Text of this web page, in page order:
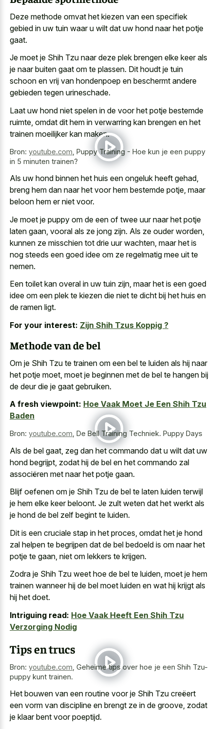
Deze methode omvat het kiezen van een specifiek
gebied in uw tuin waar u wilt dat uw hond naar het potje
gaat.
Je moet je Shih Tzu naar deze plek brengen elke keer als
je naar buiten gaat om te plassen. Dit houdt je tuin
schoon en vrij van hondenpoep en beschermt andere
gebieden tegen urineschade.
Laat uw hond niet spelen in de voor het potje bestemde
ruimte, omdat dit hem in verwarring kan brengen en het
trainen moeilijker kan maken.
Bron: youtube.com Puppy Training - Hoe kun je een puppy
in 5 minuten trainen?
Als uw hond binnen het huis een ongeluk heeft gehad,
breng hem dan naar het voor hem bestemde potje, maar
beloon hem er niet voor.
Je moet je puppy om de een of twee uur naar het potje
laten gaan, vooral als ze jong zijn. Als ze ouder worden,
kunnen ze misschien tot drie uur wachten, maar het is
nog steeds een goed idee om ze regelmatig mee uit te
nemen.
Een toilet kan overal in uw tuin zijn, maar het is een goed
idee om een plek te kiezen die niet te dicht bij het huis en
de ramen ligt.
For your interest: Zijn Shih Tzus Koppig ?
Methode van de bel
Om je Shih Tzu te trainen om een bel te luiden als hij naar
het potje moet, moet je beginnen met de bel te hangen bij
de deur die je gaat gebruiken.
A fresh viewpoint: Hoe Vaak Moet Je Een Shih Tzu
Baden
Bron: youtube.com, De Bell Training Techniek. Puppy Days
Als de bel gaat, zeg dan het commando dat u wilt dat uw
hond begrijpt, zodat hij de bel en het commando zal
associëren met naar het potje gaan.
Blijf oefenen om je Shih Tzu de bel te laten luiden terwijl
je hem elke keer beloont. Je zult weten dat het werkt als
je hond de bel zelf begint te luiden.
Dit is een cruciale stap in het proces, omdat het je hond
zal helpen te begrijpen dat de bel bedoeld is om naar het
potje te gaan, niet om lekkers te krijgen.
Zodra je Shih Tzu weet hoe de bel te luiden, moet je hem
trainen wanneer hij de bel moet luiden en wat hij krijgt als
hij het doet.
Intriguing read: Hoe Vaak Heeft Een Shih Tzu
Verzorging Nodig
Tips en trucs
Bron: youtube.com Geheime tips over hoe je een Shih Tzu-
puppy kunt trainen.
Het bouwen van een routine voor je Shih Tzu creëert
een vorm van discipline en brengt ze in de groove, zodat
je klaar bent voor poeptijd.